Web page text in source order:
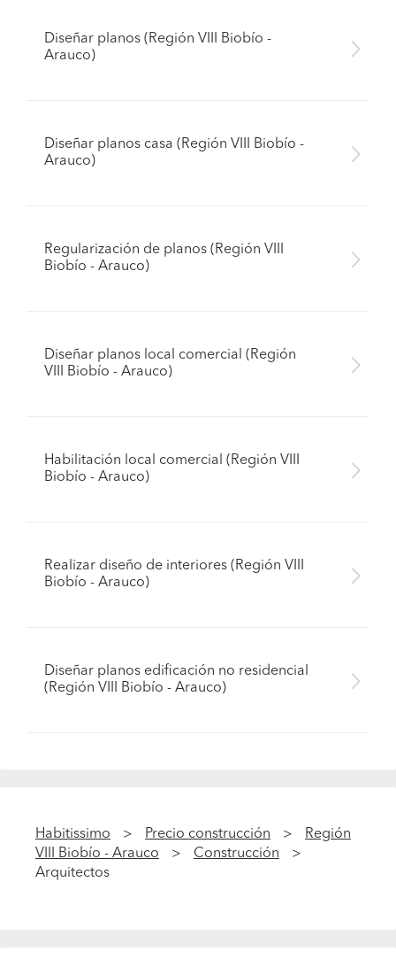
Diseñar planos (Región VIII Biobío -
Arauco)
Diseñar planos casa (Región VIII Biobío -
Arauco)
Regularización de planos (Región VIII
Biobío - Arauco)
Diseñar planos local comercial (Región
VIII Biobío - Arauco)
Habilitación local comercial (Región VIII
Biobío - Arauco)
Realizar diseño de interiores (Región VIII
Biobío - Arauco)
Diseñar planos edificación no residencial
(Región VIII Biobío - Arauco)
Habitissimo Precio construcción
Región
VIII Biobío - Arauco
Construcción
Arquitectos